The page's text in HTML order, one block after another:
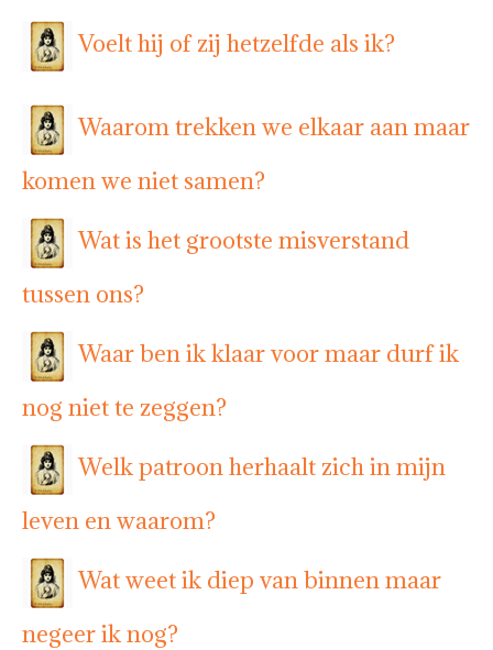
Voelt hij of zij hetzelfde als ik?
Waarom trekken we elkaar aan maar
komen we niet samen?
Wat is het grootste misverstand
tussen ons?
Waar ben ik klaar voor maar durf ik
nog niet te zeggen?
Welk patroon herhaalt zich in mijn
leven en waarom?
Wat weet ik diep van binnen maar
negeer ik nog?